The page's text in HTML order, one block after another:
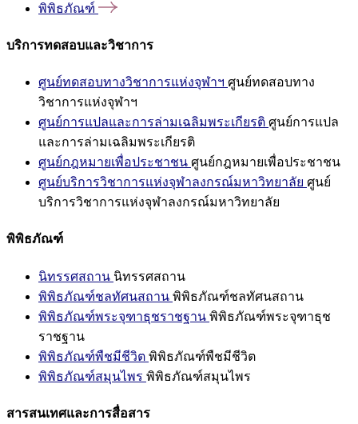
พิพิธภัณฑ์
บริการทดสอบและวิชาการ
ศูนย์ทดสอบทางวิชาการแห่งจุฬาฯ ศูนย์ทดสอบทาง
วิชาการแห่งจุฬาฯ
ศูนย์การแปลและการล่ามเฉลิมพระเกียรติ ศูนย์การแปล
และการล่ามเฉลิมพระเกียรติ
ศูนย์กฎหมายเพื่อประชาชน ศูนย์กฎหมายเพื่อประชาชน
ศูนย์บริการวิชาการแห่งจุฬาลงกรณ์มหาวิทยาลัย ศูนย์
บริการวิชาการแห่งจุฬาลงกรณ์มหาวิทยาลัย
พิพิธภัณฑ์
นิทรรศสถาน นิทรรศสถาน
พิพิธภัณฑ์ชลทัศนสถาน พิพิธภัณฑ์ชลทัศนสถาน
พิพิธภัณฑ์พระจุฑาธุชราชฐาน พิพิธภัณฑ์พระจุฑาธุช
ราชฐาน
พิพิธภัณฑ์พืชมีชีวิต พิพิธภัณฑ์พืชมีชีวิต
พิพิธภัณฑ์สมุนไพร พิพิธภัณฑ์สมุนไพร
สารสนเทศและการสื่อสาร